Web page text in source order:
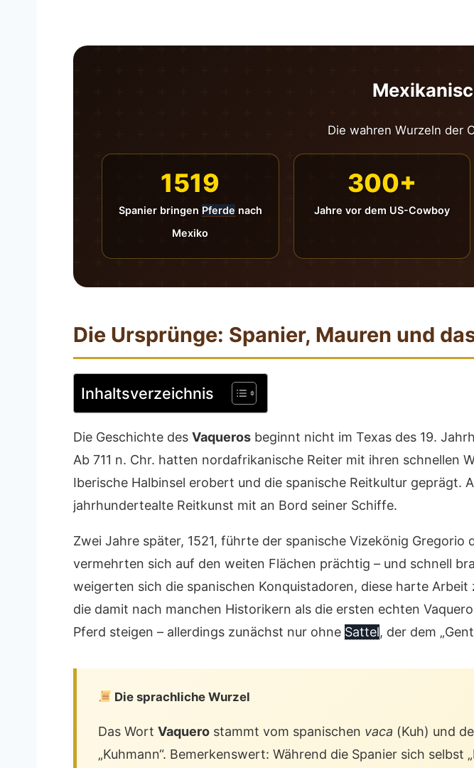
Die wahren Wurzeln der
1519
Spanier bringen Pferde nach
Mexiko
300+
Jahre vor dem US-Cowboy
Die Ursprünge: Spanier, Mauren und
Inhaltsverzeichnis
Die Geschichte des Vaqueros beginnt nicht im Texas des 19.
Ab 711 n. Chr. hatten nordafrikanische Reiter mit ihren schnellen
Iberische Halbinsel erobert und die spanische Reitkultur geprägt.
jahrhundertealte Reitkunst mit an Bord seiner Schiffe.
Zwei Jahre später, 1521, führte der spanische Vizekönig
vermehrten sich auf den weiten Flächen prächtig – und schnell
weigerten sich die spanischen Konquistadoren, diese harte
die damit nach manchen Historikern als die ersten echten
Pferd steigen – allerdings zunächst nur ohne Sattel, der dem
Die sprachliche Wurzel
Das Wort Vaquero stammt vom spanischen vaca (Kuh) und
„Kuhmann“. Bemerkenswert: Während die Spanier sich